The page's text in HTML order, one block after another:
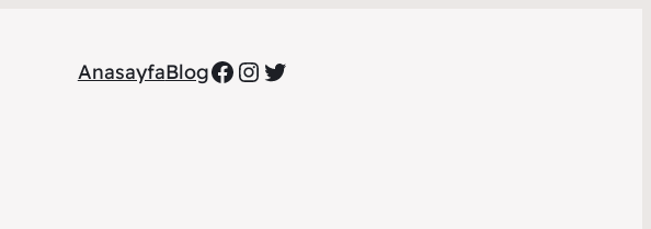
AnasayfaBlogFacebook
Instagram
Twitter